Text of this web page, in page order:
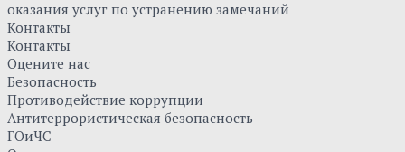
оказания услуг по устранению замечаний
Контакты
Контакты
Оцените нас
Безопасность
Противодействие коррупции
Антитеррористическая безопасность
ГОиЧС